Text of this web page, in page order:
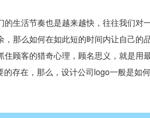
生活节奏也是越来越快，往往我们对
那么如何在如此短的时间内让自己的
住顾客的猎奇心理，顾名思义，就是用
存在，那么，设计公司logo一般是如